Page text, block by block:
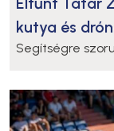
kutya és
Segítségre